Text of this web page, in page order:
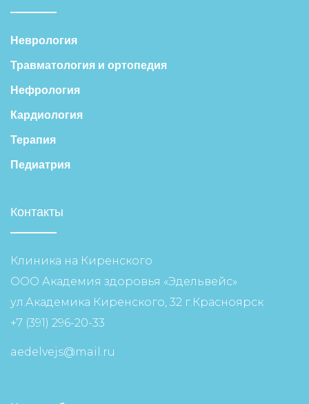
Неврология
Травматология и ортопедия
Нефрология
Кардиология
Терапия
Педиатрия
Контакты
Клиника на Киренского
ООО Академия здоровья «Эдельвейс»
ул.Академика Киренского, 32 г.Красноярск
+7 (391) 296-20-33
aedelvejs@mail.ru